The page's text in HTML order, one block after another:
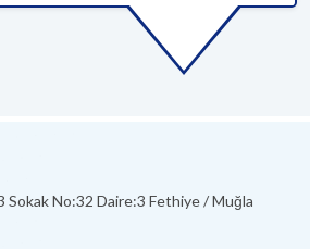
Birebirvilla ekibine teşekkür ederiz.
Sokak No:32 Daire:3 Fethiye / Muğla